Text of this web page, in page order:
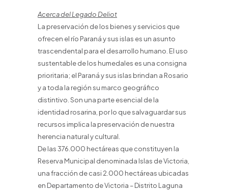
Acerca del Legado Deliot
La preservación de los bienes y servicios que
ofrecen el río Paraná y sus islas es un asunto
trascendental para el desarrollo humano. El uso
sustentable de los humedales es una consigna
prioritaria; el Paraná y sus islas brindan a Rosario
y a toda la región su marco geográfico
distintivo. Son una parte esencial de la
identidad rosarina, por lo que salvaguardar sus
recursos implica la preservación de nuestra
herencia natural y cultural.
De las 376.000 hectáreas que constituyen la
Reserva Municipal denominada Islas de Victoria,
una fracción de casi 2.000 hectáreas ubicadas
en Departamento de Victoria – Distrito Laguna